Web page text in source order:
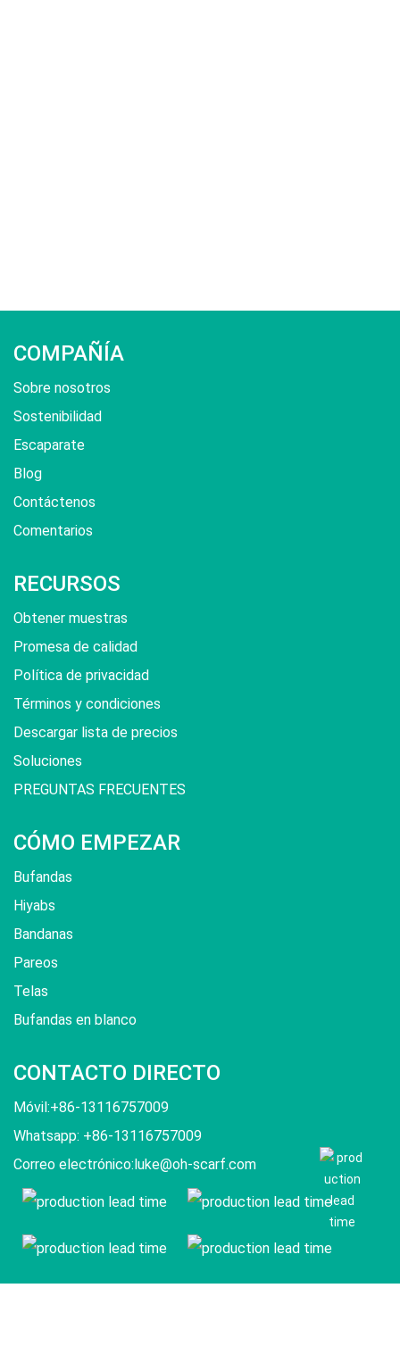
COMPAÑÍA
Sobre nosotros
Sostenibilidad
Escaparate
Blog
Contáctenos
Comentarios
RECURSOS
Obtener muestras
Promesa de calidad
Política de privacidad
Términos y condiciones
Descargar lista de precios
Soluciones
PREGUNTAS FRECUENTES
CÓMO EMPEZAR
Bufandas
Hiyabs
Bandanas
Pareos
Telas
Bufandas en blanco
CONTACTO DIRECTO
Móvil:+86-13116757009
Whatsapp: +86-13116757009
Correo electrónico:luke@oh-scarf.com